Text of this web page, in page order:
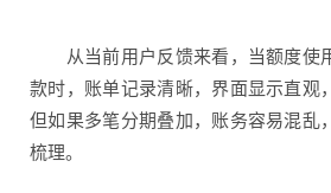
从当前用户反馈来看，当额度使
款时，账单记录清晰，界面显示直观
但如果多笔分期叠加，账务容易混乱
梳理。